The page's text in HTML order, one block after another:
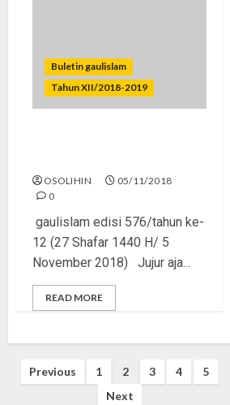
Buletin gaulislam
Tahun XII/2018-2019
OSOLIHIN
05/11/2018
0
gaulislam edisi 576/tahun ke-
12 (27 Shafar 1440 H/ 5
November 2018) Jujur aja...
READ MORE
Posts
Previous 1 2 3 4
5
Next